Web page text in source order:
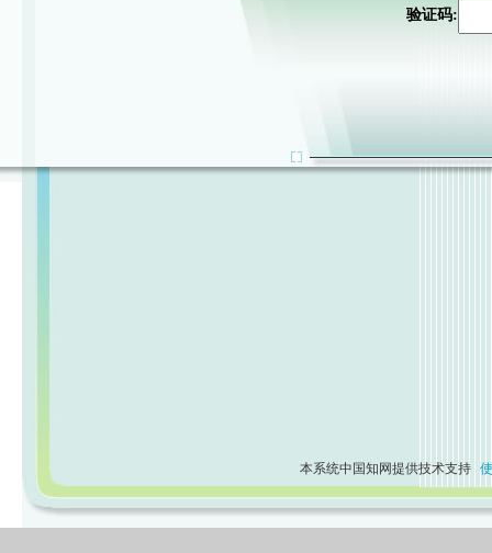
验证码:
本系统中国知网提供技术支持